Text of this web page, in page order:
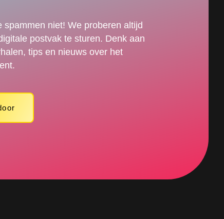
spammen niet! We proberen altijd
postvak te sturen. Denk aan
tips en nieuws over het